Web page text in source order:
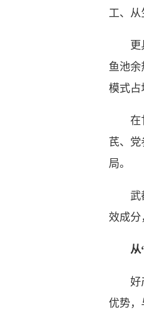
工、从
更具
鱼池
模式占
在甘
芪、
局。
武都
效成分
从
好产
优势，